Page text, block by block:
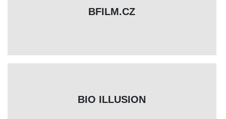
BFILM.CZ
BIO ILLUSION